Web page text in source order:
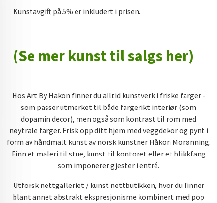
Kunstavgift på 5% er inkludert i prisen.
(Se mer kunst til salgs her)
Hos Art By Hakon finner du alltid kunstverk i friske farger -
som passer utmerket til både fargerikt interiør (som
dopamin decor), men også som kontrast til rom med
nøytrale farger. Frisk opp ditt hjem med veggdekor og pynt i
form av håndmalt kunst av norsk kunstner Håkon Morønning.
Finn et maleri til stue, kunst til kontoret eller et blikkfang
som imponerer gjester i entré.
Utforsk nettgalleriet / kunst nettbutikken, hvor du finner
blant annet abstrakt ekspresjonisme kombinert med pop